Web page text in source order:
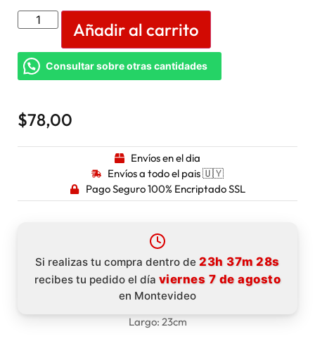
Añadir al carrito
Consultar sobre otras cantidades
$78,00
Envíos en el dia
Envíos a todo el pais 🇺🇾
Pago Seguro 100% Encriptado SSL
Si realizas tu compra dentro de23h 37m 26s
recibes tu pedido el día viernes 7 de agosto
en Montevideo
Largo: 23cm